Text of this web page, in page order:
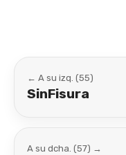
← A su izq. (55)
SinFisura
A su dcha. (57) →